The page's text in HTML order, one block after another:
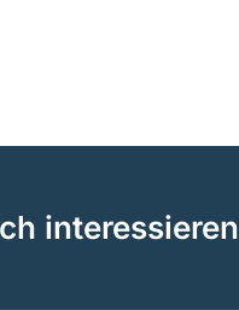
interessieren